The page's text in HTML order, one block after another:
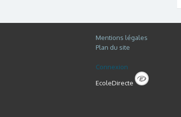
Mentions légales
Plan du site
Connexion
EcoleDirecte